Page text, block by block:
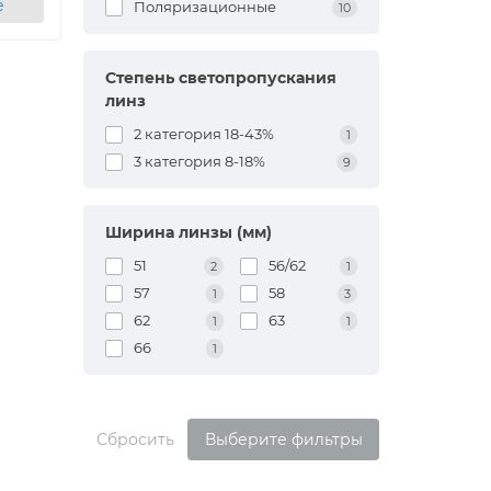
Поляризационные 10
Степень светопропускания
линз
2 категория 18-43% 1
3 категория 8-18% 9
Ширина линзы (мм)
51 2 56/62 1
57 1 58 3
62 1 63 1
66 1
Сбросить Выберите фильтры